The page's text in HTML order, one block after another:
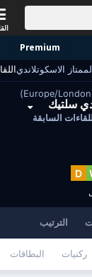
Premium
الاسكوتلاندي
سلتيك
السابقة
D
الترتيب
ركنيات البطاقات